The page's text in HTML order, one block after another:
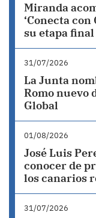
Miranda
‘Conecta
su etapa
31/07/2026
La Junta
Romo nuevo
Global
01/08/2026
José Luis
conocer de
los canarios
31/07/2026